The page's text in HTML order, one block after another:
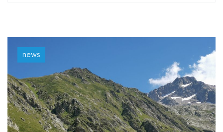
news